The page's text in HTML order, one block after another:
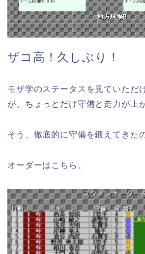
ザコ高！久しぶり！
モザ学のステータスを見ていただ
が、ちょっとだけ守備と走力が上
そう、徹底的に守備を鍛えてきた
オーダーはこちら。